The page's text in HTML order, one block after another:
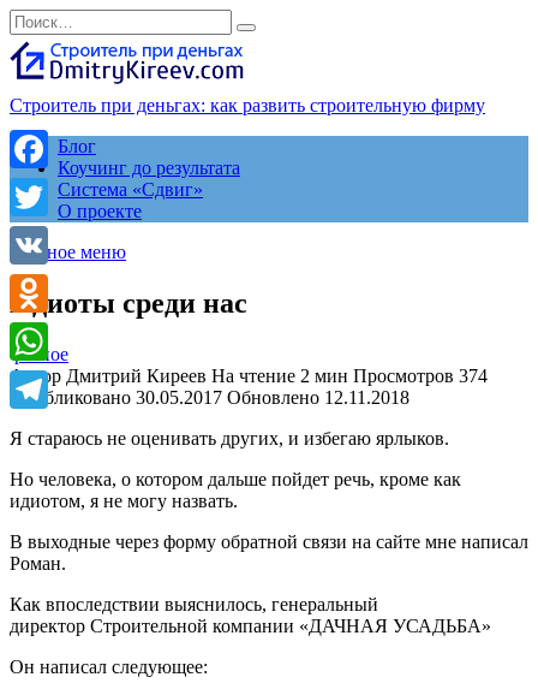
Перейти
к
содержанию
Search
for:
Строитель при деньгах: как развить строительную фирму
Блог
Коучинг до результата
Система «Сдвиг»
О проекте
Главное меню
Идиоты среди нас
разное
Автор Дмитрий Киреев На чтение 2 мин Просмотров 374
Опубликовано 30.05.2017 Обновлено 12.11.2018
Я стараюсь не оценивать других, и избегаю ярлыков.
Но человека, о котором дальше пойдет речь, кроме как
идиотом, я не могу назвать.
В выходные через форму обратной связи на сайте мне написал
Роман.
Как впоследствии выяснилось, генеральный
директор Строительной компании «ДАЧНАЯ УСАДЬБА»
Он написал следующее:
Facebook
Twitter
VK
Odnoklassniki
WhatsApp
Telegram